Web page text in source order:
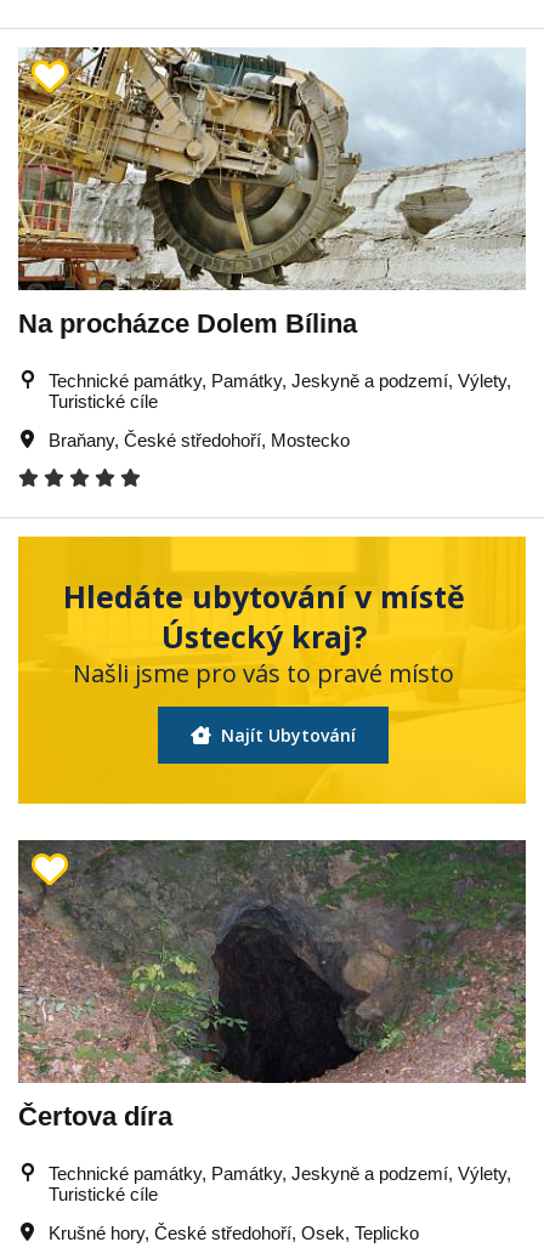
Na procházce Dolem Bílina
Technické památky, Památky, Jeskyně a podzemí, Výlety,
Turistické cíle
Braňany, České středohoří, Mostecko
Hledáte ubytování v místě
Ústecký kraj?
Našli jsme pro vás to pravé místo
Najít Ubytování
Čertova díra
Technické památky, Památky, Jeskyně a podzemí, Výlety,
Turistické cíle
Krušné hory, České středohoří, Osek, Teplicko